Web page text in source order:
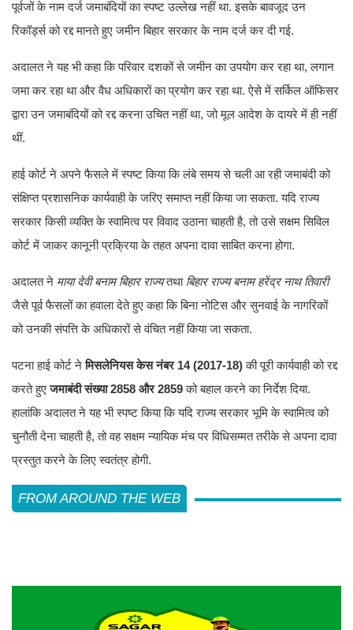
पूर्वजों के नाम दर्ज जमाबंदियों का स्पष्ट उल्लेख नहीं था. इसके बावजूद उन
रिकॉर्ड्स को रद्द मानते हुए जमीन बिहार सरकार के नाम दर्ज कर दी गई.
अदालत ने यह भी कहा कि परिवार दशकों से जमीन का उपयोग कर रहा था, लगान
जमा कर रहा था और वैध अधिकारों का प्रयोग कर रहा था. ऐसे में सर्किल ऑफिसर
द्वारा उन जमाबंदियों को रद्द करना उचित नहीं था, जो मूल आदेश के दायरे में ही नहीं
थीं.
हाई कोर्ट ने अपने फैसले में स्पष्ट किया कि लंबे समय से चली आ रही जमाबंदी को
संक्षिप्त प्रशासनिक कार्यवाही के जरिए समाप्त नहीं किया जा सकता. यदि राज्य
सरकार किसी व्यक्ति के स्वामित्व पर विवाद उठाना चाहती है, तो उसे सक्षम सिविल
कोर्ट में जाकर कानूनी प्रक्रिया के तहत अपना दावा साबित करना होगा.
अदालत ने माया देवी बनाम बिहार राज्यतथा बिहार राज्य बनाम हरेंद्र नाथ तिवारी
जैसे पूर्व फैसलों का हवाला देते हुए कहा कि बिना नोटिस और सुनवाई के नागरिकों
को उनकी संपत्ति के अधिकारों से वंचित नहीं किया जा सकता.
पटना हाई कोर्ट नेमिसलेनियस केस नंबर 14 (2017-18)की पूरी कार्यवाही को रद्द
करते हुएजमाबंदी संख्या 2858 और 2859को बहाल करने का निर्देश दिया.
हालांकि अदालत ने यह भी स्पष्ट किया कि यदि राज्य सरकार भूमि के स्वामित्व को
चुनौती देना चाहती है, तो वह सक्षम न्यायिक मंच पर विधिसम्मत तरीके से अपना दावा
प्रस्तुत करने के लिए स्वतंत्र होगी.
FROM AROUND THE WEB